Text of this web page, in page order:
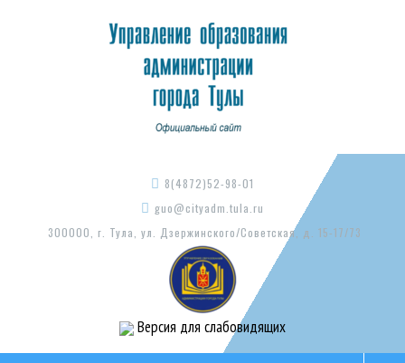
8(4872)52-98-01
guo@cityadm.tula.ru
300000, г. Тула, ул. Дзержинского/Советская, д. 15-17/73
Версия для слабовидящих